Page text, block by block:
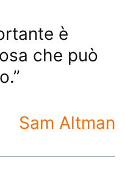
è
che può
Sam Altman